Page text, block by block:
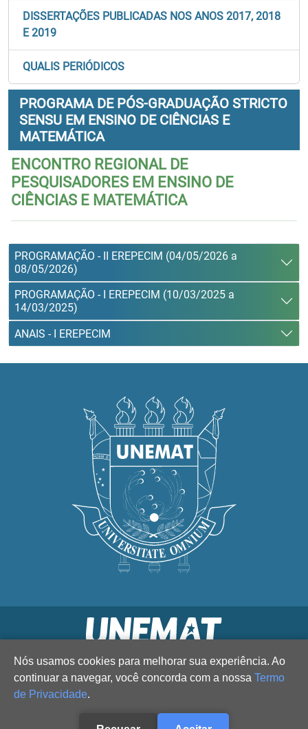
DISSERTAÇÕES PUBLICADAS NOS ANOS 2017, 2018
E 2019
QUALIS PERIÓDICOS
PROGRAMA DE PÓS-GRADUAÇÃO STRICTO
SENSU EM ENSINO DE CIÊNCIAS E
MATEMÁTICA
ENCONTRO REGIONAL DE
PESQUISADORES EM ENSINO DE
CIÊNCIAS E MATEMÁTICA
PROGRAMAÇÃO - II EREPECIM (04/05/2026 a
08/05/2026)
PROGRAMAÇÃO - I EREPECIM (10/03/2025 a
14/03/2025)
ANAIS - I EREPECIM
Nós usamos cookies para melhorar sua experiência. Ao
continuar a navegar, você concorda com a nossa Termo
de Privacidade.